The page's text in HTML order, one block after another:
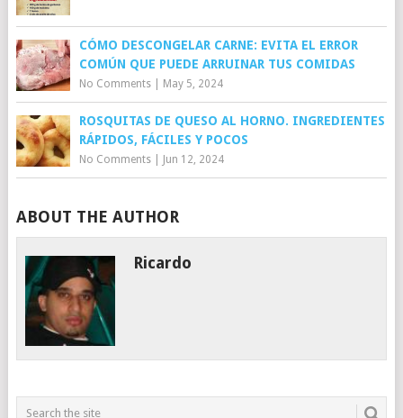
CÓMO DESCONGELAR CARNE: EVITA EL ERROR
COMÚN QUE PUEDE ARRUINAR TUS COMIDAS
No Comments| May 5, 2024
ROSQUITAS DE QUESO AL HORNO. INGREDIENTES
RÁPIDOS, FÁCILES Y POCOS
No Comments| Jun 12, 2024
ABOUT THE AUTHOR
Ricardo